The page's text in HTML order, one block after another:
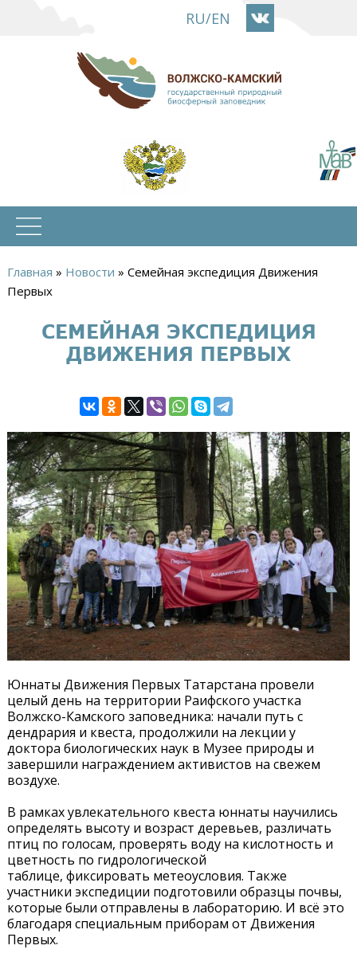
основному
содержанию
RU/EN
Вы
здесь
Главная » Новости » Семейная экспедиция Движения
Первых
СЕМЕЙНАЯ ЭКСПЕДИЦИЯ
ДВИЖЕНИЯ ПЕРВЫХ
Юннаты Движения Первых Татарстана провели
целый день на территории Раифского участка
Волжско-Камского заповедника: начали путь с
дендрария и квеста, продолжили на лекции у
доктора биологических наук в Музее природы и
завершили награждением активистов на свежем
воздухе.
В рамках увлекательного квеста юннаты научились
определять высоту и возраст деревьев, различать
птиц по голосам, проверять воду на кислотность и
цветность по гидрологической
таблице, фиксировать метеоусловия. Также
участники экспедиции подготовили образцы почвы,
которые были отправлены в лабораторию. И всё это
благодаря специальным приборам от Движения
Первых.